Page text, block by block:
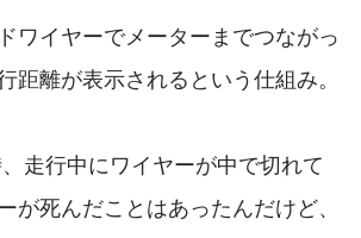
ワイヤーでメーターまでつながっ
距離が表示されるという仕組み。
走行中にワイヤーが中で切れて
が死んだことはあったんだけど、